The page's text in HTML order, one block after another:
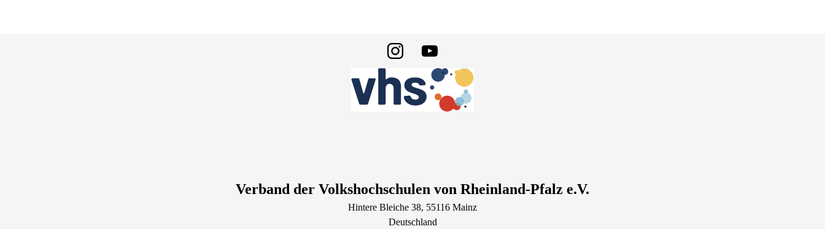
Verband der Volkshochschulen von Rheinland-Pfalz e.V.
Hintere Bleiche 38, 55116 Mainz
Deutschland